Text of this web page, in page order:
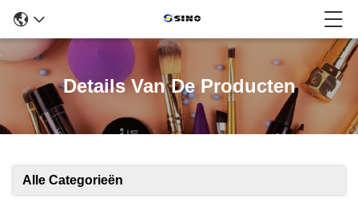
Details Van De Producten
Alle Categorieën